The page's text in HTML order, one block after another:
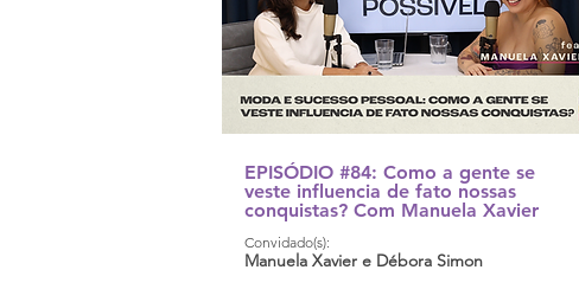
EPISÓDIO #84: Como a gente se
veste influencia de fato nossas
conquistas? Com Manuela Xavier
Convidado(s):
Manuela Xavier e Débora Simon